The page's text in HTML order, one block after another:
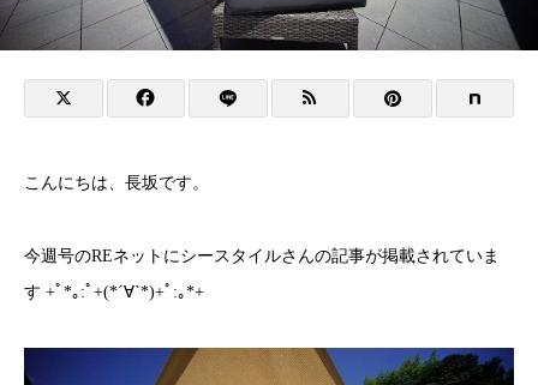
こんにちは、長坂です。
今週号のREネットにシースタイルさんの記事が掲載されていま
す +ﾟ*｡:ﾟ+(*´∀`*)+ﾟ:｡*+